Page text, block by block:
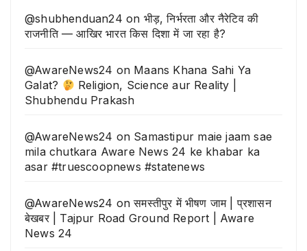
@shubhenduan24 on भीड़, निर्भरता और नैरेटिव की
राजनीति — आखिर भारत किस दिशा में जा रहा है?
@AwareNews24 on Maans Khana Sahi Ya
Galat?
Religion, Science aur Reality |
Shubhendu Prakash
@AwareNews24 on Samastipur maie jaam sae
mila chutkara Aware News 24 ke khabar ka
asar #truescoopnews #statenews
@AwareNews24 onसमस्तीपुर में भीषण जाम | प्रशासन
बेखबर | Tajpur Road Ground Report | Aware
News 24